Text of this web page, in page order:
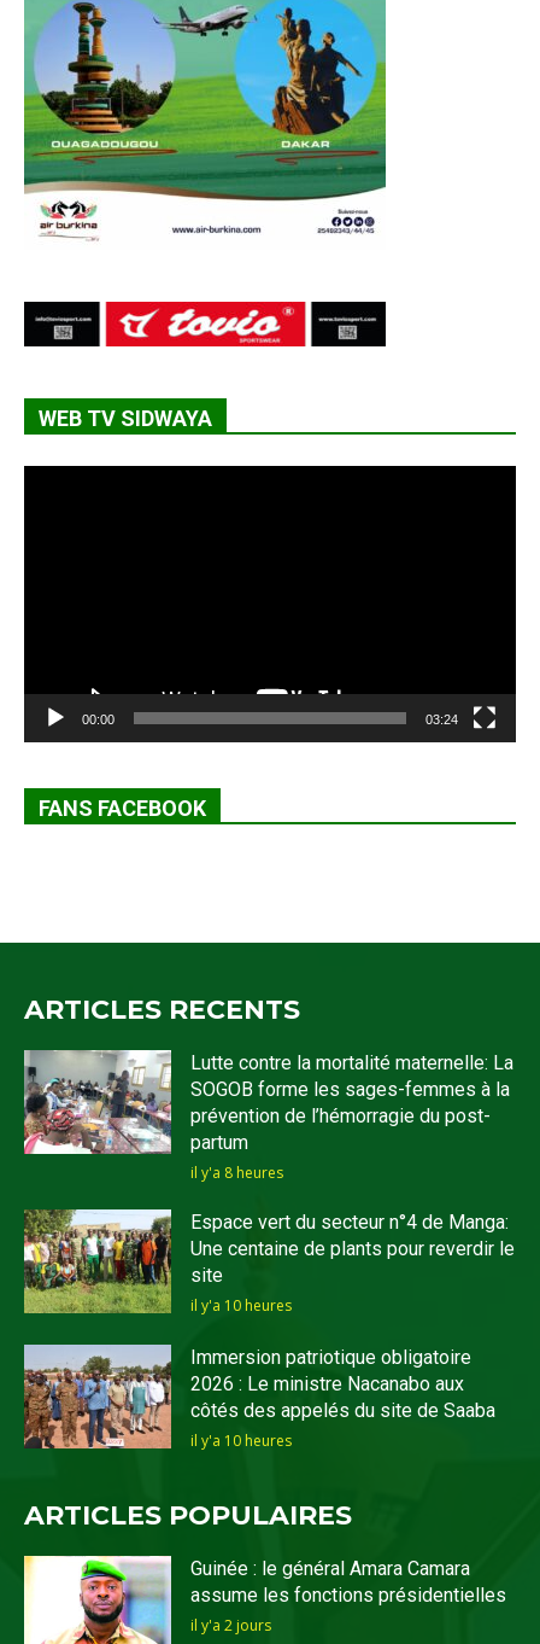
WEB TV SIDWAYA
00:00 03:24
FANS FACEBOOK
ARTICLES RECENTS
Lutte contre la mortalité maternelle: La
SOGOB forme les sages-femmes à la
prévention de l’hémorragie du post-
partum
il y'a 8 heures
Espace vert du secteur n°4 de Manga:
Une centaine de plants pour reverdir le
site
il y'a 10 heures
Immersion patriotique obligatoire
2026 : Le ministre Nacanabo aux
côtés des appelés du site de Saaba
il y'a 10 heures
ARTICLES POPULAIRES
Guinée : le général Amara Camara
assume les fonctions présidentielles
il y'a 2 jours